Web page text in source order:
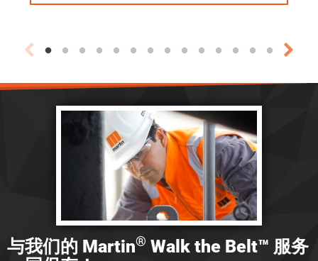
与我们的 Martin® Walk the Belt™ 服务